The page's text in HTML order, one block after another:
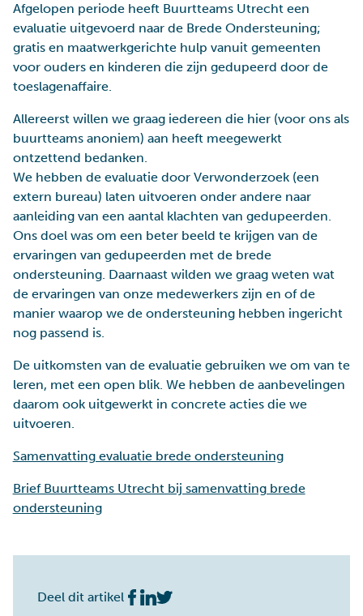
Afgelopen periode heeft Buurtteams Utrecht een
evaluatie uitgevoerd naar de Brede Ondersteuning;
gratis en maatwerkgerichte hulp vanuit gemeenten
voor ouders en kinderen die zijn gedupeerd door de
toeslagenaffaire.
Allereerst willen we graag iedereen die hier (voor ons als
buurtteams anoniem) aan heeft meegewerkt
ontzettend bedanken.
We hebben de evaluatie door Verwonderzoek (een
extern bureau) laten uitvoeren onder andere naar
aanleiding van een aantal klachten van gedupeerden.
Ons doel was om een beter beeld te krijgen van de
ervaringen van gedupeerden met de brede
ondersteuning. Daarnaast wilden we graag weten wat
de ervaringen van onze medewerkers zijn en of de
manier waarop we de ondersteuning hebben ingericht
nog passend is.
De uitkomsten van de evaluatie gebruiken we om van te
leren, met een open blik. We hebben de aanbevelingen
daarom ook uitgewerkt in concrete acties die we
uitvoeren.
Samenvatting evaluatie brede ondersteuning
Brief Buurtteams Utrecht bij samenvatting brede
ondersteuning
Deel dit artikel